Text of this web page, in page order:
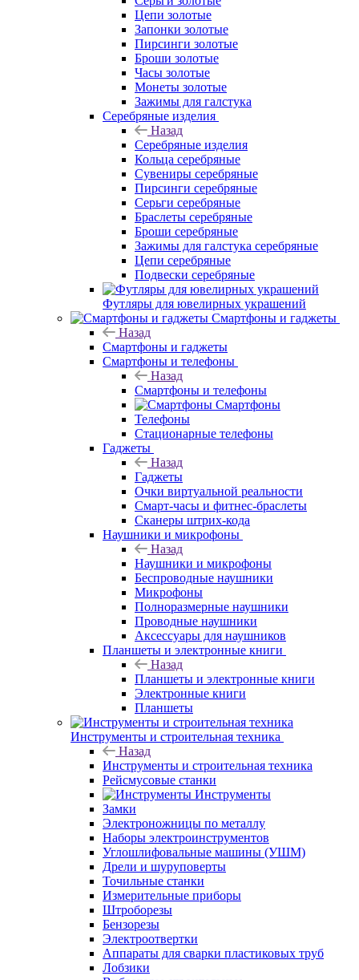
Цепи золотые
Запонки золотые
Пирсинги золотые
Броши золотые
Часы золотые
Монеты золотые
Зажимы для галстука
Серебряные изделия
Назад
Серебряные изделия
Кольца серебряные
Сувениры серебряные
Пирсинги серебряные
Серьги серебряные
Браслеты серебряные
Броши серебряные
Зажимы для галстука серебряные
Цепи серебряные
Подвески серебряные
Футляры для ювелирных украшений
Смартфоны и гаджеты
Назад
Смартфоны и гаджеты
Смартфоны и телефоны
Назад
Смартфоны и телефоны
Смартфоны
Телефоны
Стационарные телефоны
Гаджеты
Назад
Гаджеты
Очки виртуальной реальности
Смарт-часы и фитнес-браслеты
Сканеры штрих-кода
Наушники и микрофоны
Назад
Наушники и микрофоны
Беспроводные наушники
Микрофоны
Полноразмерные наушники
Проводные наушники
Аксессуары для наушников
Планшеты и электронные книги
Назад
Планшеты и электронные книги
Электронные книги
Планшеты
Инструменты и строительная техника
Назад
Инструменты и строительная техника
Рейсмусовые станки
Инструменты
Замки
Электроножницы по металлу
Наборы электроинструментов
Углошлифовальные машины (УШМ)
Дрели и шуруповерты
Точильные станки
Измерительные приборы
Штроборезы
Бензорезы
Электроотвертки
Аппараты для сварки пластиковых труб
Лобзики